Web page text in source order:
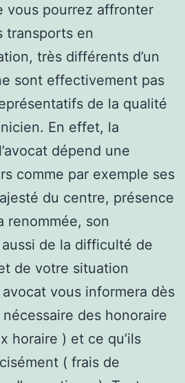
vous pourrez affronter
transports en
très différents d’un
sont effectivement pas
de la qualité
En effet, la
dépend une
comme par exemple ses
du centre, présence
renommée, son
de la difficulté de
de votre situation
vous informera dès
des honoraire
horaire ) et ce qu’ils
( frais de